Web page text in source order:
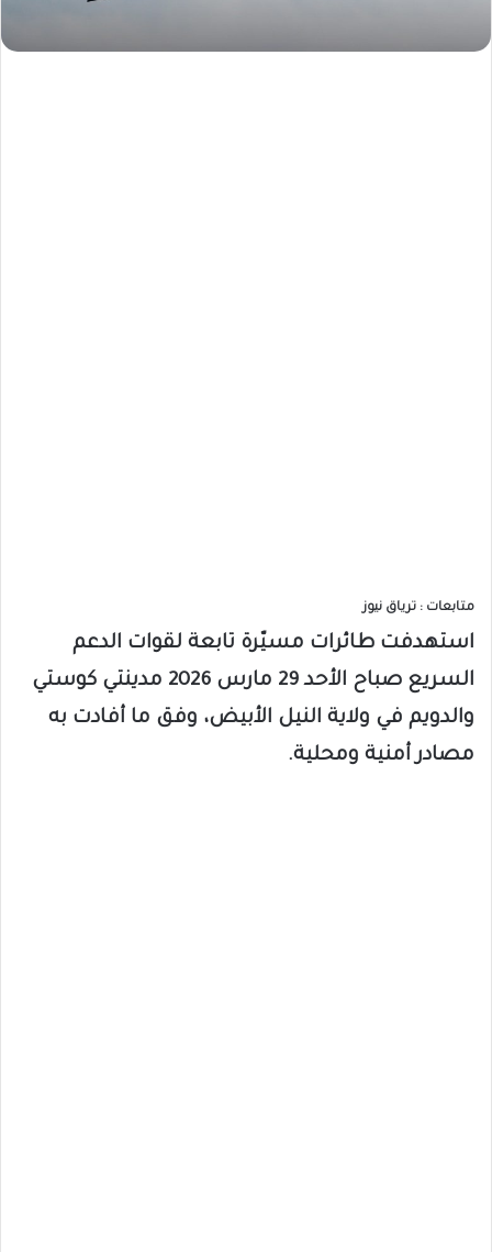
متابعات : ترياق نيوز
استهدفت طائرات مسيّرة تابعة لقوات الدعم
السريع صباح الأحد 29 مارس 2026 مدينتي كوستي
والدويم في ولاية النيل الأبيض، وفق ما أفادت به
مصادر أمنية ومحلية.